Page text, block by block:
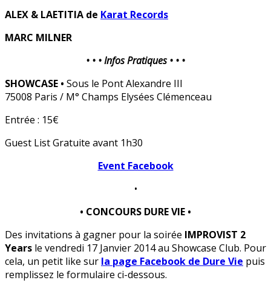
ALEX & LAETITIA de Karat Records
MARC MILNER
• • • Infos Pratiques • • •
SHOWCASE • Sous le Pont Alexandre III
75008 Paris / M° Champs Elysées Clémenceau
Entrée : 15€
Guest List Gratuite avant 1h30
Event Facebook
•
• CONCOURS DURE VIE •
Des invitations à gagner pour la soirée IMPROVIST 2
Years le vendredi 17 Janvier 2014 au Showcase Club. Pour
cela, un petit like sur la page Facebook de Dure Vie puis
remplissez le formulaire ci-dessous.